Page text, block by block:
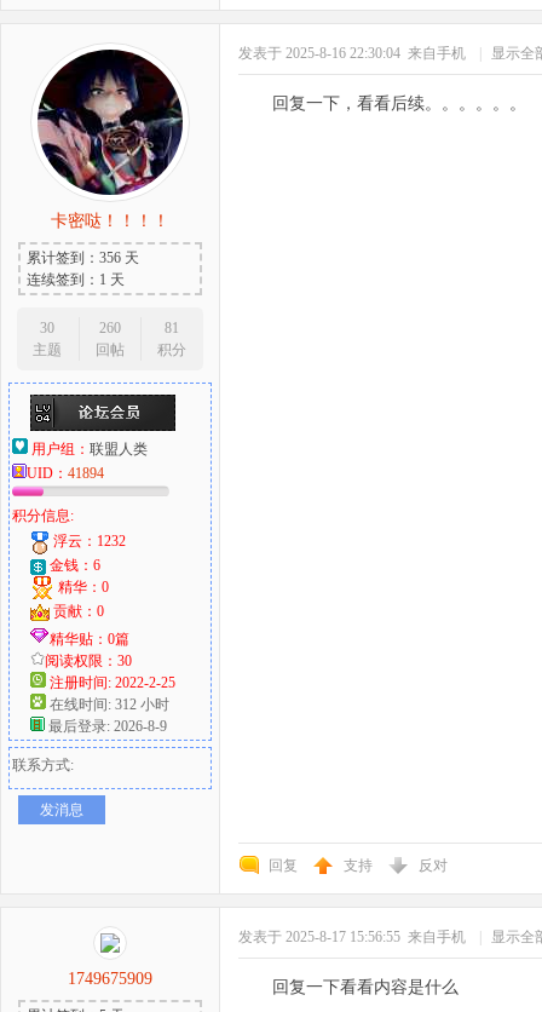
卡密哒！！！！
累计签到：356 天
连续签到：1 天
30
主题
260
回帖
81
积分
用户组： 联盟人类
UID： 41894
积分信息:
浮云：1232
金钱：6
精华：0
贡献：0
精华贴：0篇
阅读权限：30
注册时间: 2022-2-25
在线时间: 312 小时
最后登录: 2026-8-9
联系方式:
发消息
发表于 2025-8-16 22:30:04 来自手机 显示全
回复一下，看看后续。。。。。。
回复 支持 反对
1749675909
发表于 2025-8-17 15:56:55 来自手机 显示全
回复一下看看内容是什么